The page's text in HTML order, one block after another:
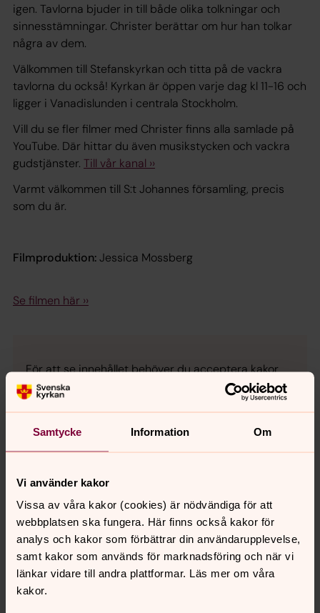
Samtycke Information Om
Vi använder kakor
Vissa av våra kakor (cookies) är nödvändiga för att
webbplatsen ska fungera. Här finns också kakor för
analys och kakor som förbättrar din användarupplevelse,
samt kakor som används för marknadsföring och när vi
länkar vidare till andra plattformar. Läs mer om våra
kakor.
igen. Tavlorna bjuder in till både olika tolkningar och
sinnesstämningar. Christer berättar om hur han tolkar
några av dem.
Välkommen till Stefanskyrkan och titta på de vackra
tavlorna du också! Kyrkan är öppen varje dag kl 11-16 och
ligger i Vanadislunden i centrala Stockholm.
Vill du se fler filmer med Christer finns alla samlade på
YouTube. Där hittar du även musikstycken och vackra
gudstjänster. Till vår kanal ››
Varmt välkommen till S:t Johannes församling, precis
som du är.
Filmproduktion:Jessica Mossberg
Se filmen här ››
För att se innehållet behöver du acceptera kakor
för marknadsföring.
Se videon på YouTube i stället.
Ändra inställningar
Familj till familj på Norrmalm
Ett nätverk på facebook där du kan ge eller få hjälp. Vill
du stöjda - Swisha din gåva till 123 555 7483 och märk
inbetalningen ”Familj till familj på Norrmalm”. Läs mer om
gruppen »